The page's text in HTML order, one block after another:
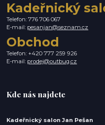
Kadeřnický
Telefon: 776 706 067
E-mail: pesanjan@seznam.cz
Obchod
Telefon: +420 777 259 926
E-mail: prodej@outbug.cz
Kde nás najdete
Kadeřnický salon Jan Pešan